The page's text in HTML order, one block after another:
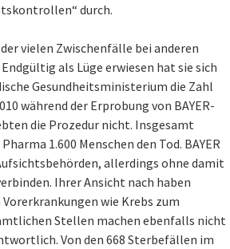
durch.
vielen Zwischenfälle bei anderen
als Lüge erwiesen hat sie sich
Gesundheitsministerium die Zahl
während der Erprobung von BAYER-
die Prozedur nicht. Insgesamt
1.600 Menschen den Tod. BAYER
allerdings ohne damit
Ihrer Ansicht nach haben
wie Krebs zum
Stellen machen ebenfalls nicht
Von den 668 Sterbefällen im